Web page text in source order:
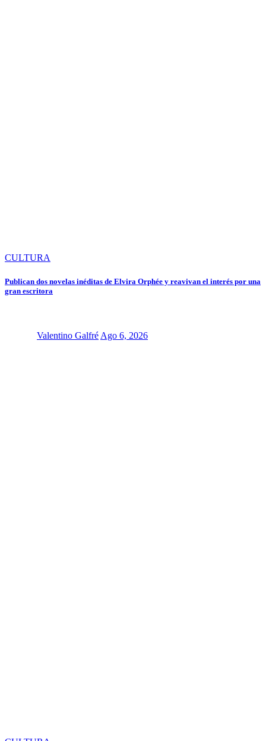
CULTURA
Publican dos novelas inéditas de Elvira Orphée y reavivan el interés por una
gran escritora
Valentino Galfré Ago 6, 2026